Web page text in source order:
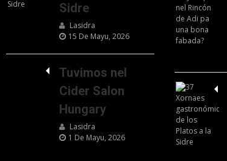
Sidre
Lasidra
15 De Mayu, 2026
Tuvimos nel
Cider Salon
Hungary
Lasidra
1 De Mayu, 2026